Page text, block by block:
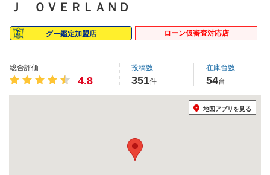
Ｊ ＯＶＥＲＬＡＮＤ
グー鑑定加盟店 ローン仮審査対応店
総合評価
4.8
投稿数
351件
在庫台数
54台
地図アプリを見る